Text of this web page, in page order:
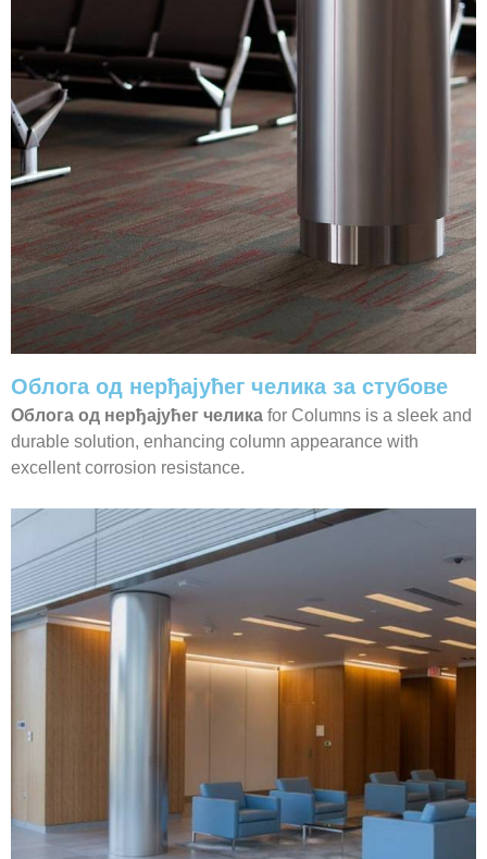
Облога од нерђајућег челика за стубове
Облога од нерђајућег челика for Columns is a sleek and
durable solution, enhancing column appearance with
excellent corrosion resistance.